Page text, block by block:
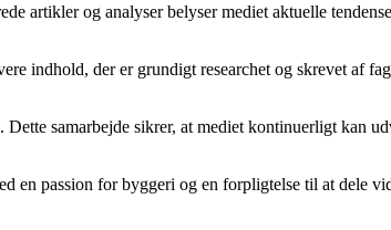
artikler og analyser belyser mediet aktuelle
indhold, der er grundigt researchet og skrevet af
samarbejde sikrer, at mediet kontinuerligt kan
en passion for byggeri og en forpligtelse til at dele